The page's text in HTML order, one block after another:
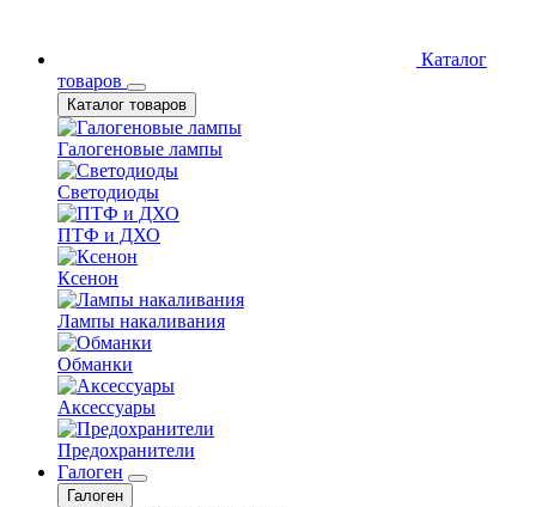
Каталог
товаров
Каталог товаров
Галогеновые лампы
Светодиоды
ПТФ и ДХО
Ксенон
Лампы накаливания
Обманки
Аксессуары
Предохранители
Галоген
Галоген